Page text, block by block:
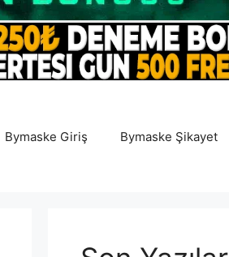
Bymaske Giriş Bymaske Şikayet